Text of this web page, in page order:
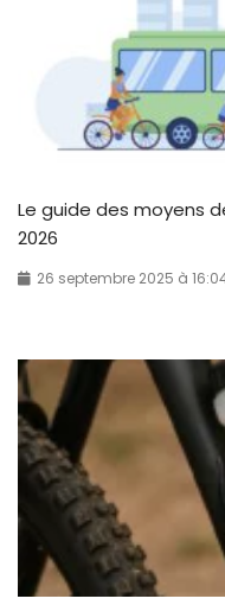
Le guide des moyens
2026
26 septembre 2025 à